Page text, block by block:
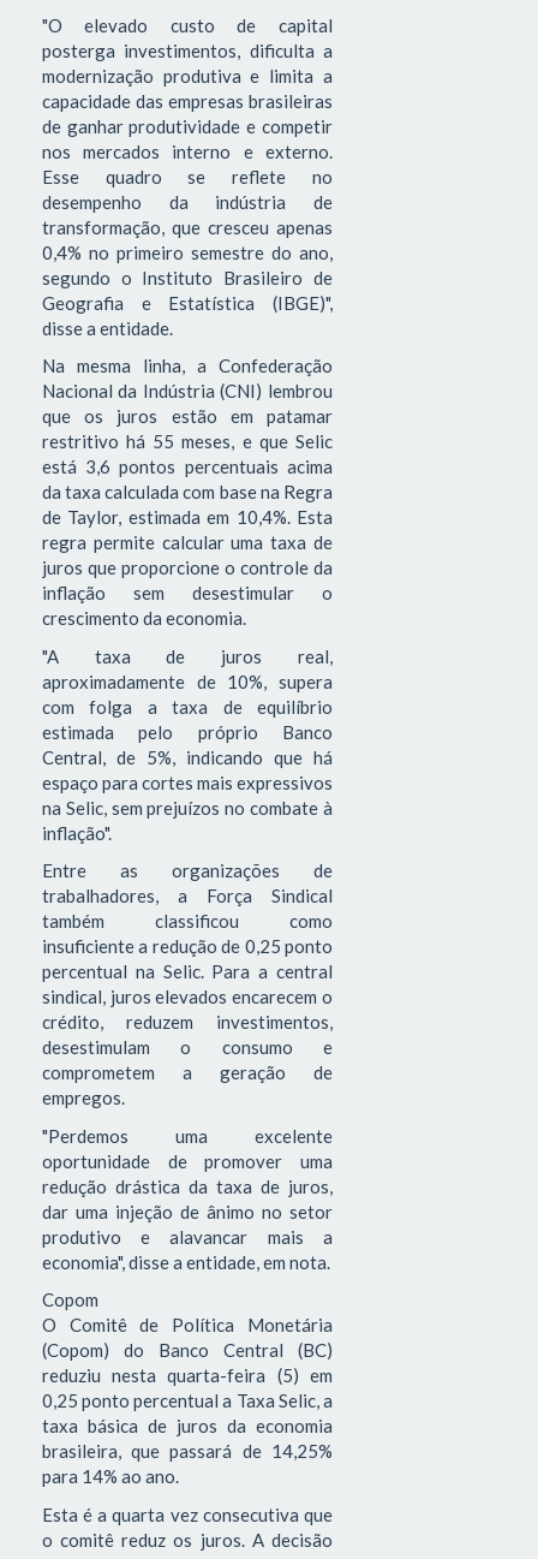
"O elevado custo de capital
posterga investimentos, dificulta a
modernização produtiva e limita a
capacidade das empresas brasileiras
de ganhar produtividade e competir
nos mercados interno e externo.
Esse quadro se reflete no
desempenho da indústria de
transformação, que cresceu apenas
0,4% no primeiro semestre do ano,
segundo o Instituto Brasileiro de
Geografia e Estatística (IBGE)",
disse a entidade.
Na mesma linha, a Confederação
Nacional da Indústria (CNI) lembrou
que os juros estão em patamar
restritivo há 55 meses, e que Selic
está 3,6 pontos percentuais acima
da taxa calculada com base na Regra
de Taylor, estimada em 10,4%. Esta
regra permite calcular uma taxa de
juros que proporcione o controle da
inflação sem desestimular o
crescimento da economia.
"A taxa de juros real,
aproximadamente de 10%, supera
com folga a taxa de equilíbrio
estimada pelo próprio Banco
Central, de 5%, indicando que há
espaço para cortes mais expressivos
na Selic, sem prejuízos no combate à
inflação".
Entre as organizações de
trabalhadores, a Força Sindical
também classificou como
insuficiente a redução de 0,25 ponto
percentual na Selic. Para a central
sindical, juros elevados encarecem o
crédito, reduzem investimentos,
desestimulam o consumo e
comprometem a geração de
empregos.
"Perdemos uma excelente
oportunidade de promover uma
redução drástica da taxa de juros,
dar uma injeção de ânimo no setor
produtivo e alavancar mais a
economia", disse a entidade, em nota.
Copom
O Comitê de Política Monetária
(Copom) do Banco Central (BC)
reduziu nesta quarta-feira (5) em
0,25 ponto percentual a Taxa Selic, a
taxa básica de juros da economia
brasileira, que passará de 14,25%
para 14% ao ano.
Esta é a quarta vez consecutiva que
o comitê reduz os juros. A decisão